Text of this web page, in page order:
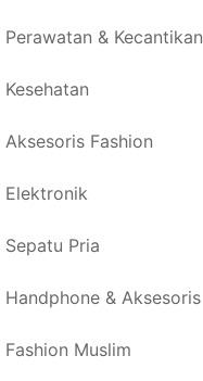
Perawatan & Kecantikan
Kesehatan
Aksesoris Fashion
Elektronik
Sepatu Pria
Handphone & Aksesoris
Fashion Muslim